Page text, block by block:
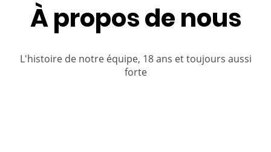
À propos de nous
L'histoire de notre équipe, 18 ans et toujours aussi
forte